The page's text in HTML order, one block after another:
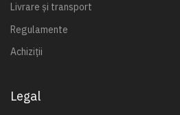
Livrare și transport
Regulamente
Achiziții
Legal